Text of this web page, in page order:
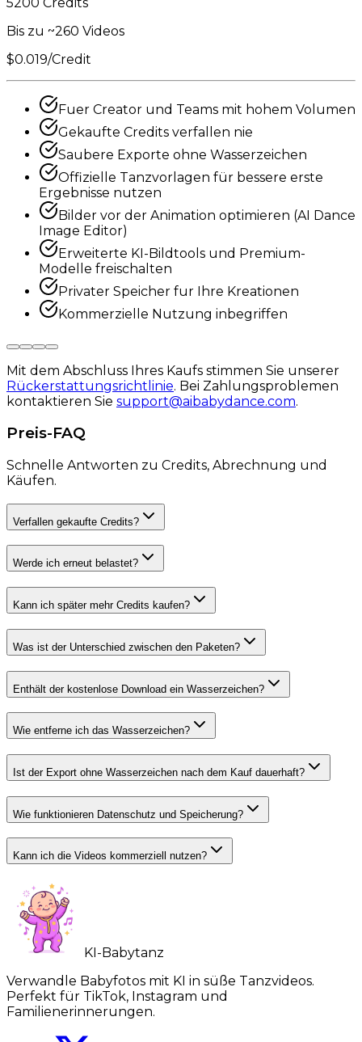
Bis zu ~260 Videos
$0.019/Credit
Fuer Creator und Teams mit hohem Volumen
Gekaufte Credits verfallen nie
Saubere Exporte ohne Wasserzeichen
Offizielle Tanzvorlagen für bessere erste
Ergebnisse nutzen
Bilder vor der Animation optimieren (AI Dance
Image Editor)
Erweiterte KI-Bildtools und Premium-
Modelle freischalten
Privater Speicher fur Ihre Kreationen
Kommerzielle Nutzung inbegriffen
Mit dem Abschluss Ihres Kaufs stimmen Sie unserer
Rückerstattungsrichtlinie. Bei Zahlungsproblemen
kontaktieren Sie support@aibabydance.com.
Preis-FAQ
Schnelle Antworten zu Credits, Abrechnung und
Käufen.
Verfallen gekaufte Credits?
Werde ich erneut belastet?
Kann ich später mehr Credits kaufen?
Was ist der Unterschied zwischen den Paketen?
Enthält der kostenlose Download ein Wasserzeichen?
Wie entferne ich das Wasserzeichen?
Ist der Export ohne Wasserzeichen nach dem Kauf dauerhaft?
Wie funktionieren Datenschutz und Speicherung?
Kann ich die Videos kommerziell nutzen?
KI-Babytanz
Verwandle Babyfotos mit KI in süße Tanzvideos.
Perfekt für TikTok, Instagram und
Familienerinnerungen.